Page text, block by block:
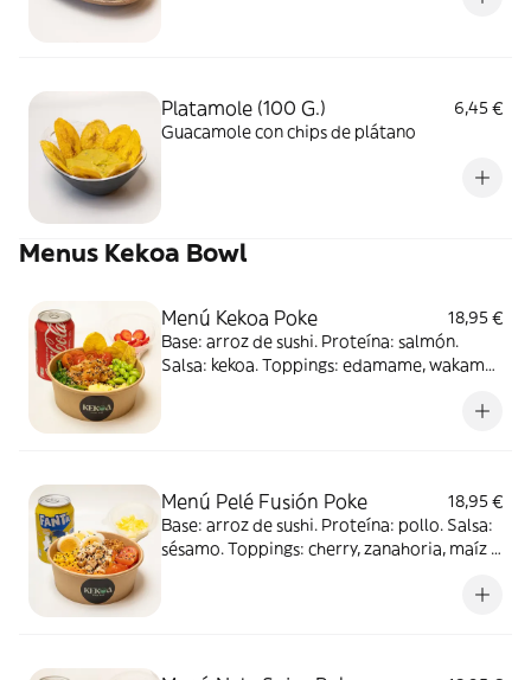
Platamole (100 G.)
6,45 €
Guacamole con chips de plátano
Menus Kekoa Bowl
Menú Kekoa Poke
18,95 €
Base: arroz de sushi. Proteína: salmón.
Salsa: kekoa. Toppings: edamame, wakame,
chips de plátano. Acompañado de postre:
Menú Pelé Fusión Poke
18,95 €
Base: arroz de sushi. Proteína: pollo. Salsa:
sésamo. Toppings: cherry, zanahoria, maíz y